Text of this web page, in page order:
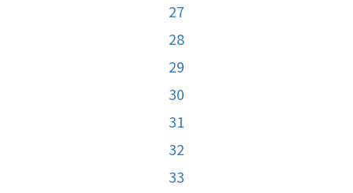
27
28
29
30
31
32
33